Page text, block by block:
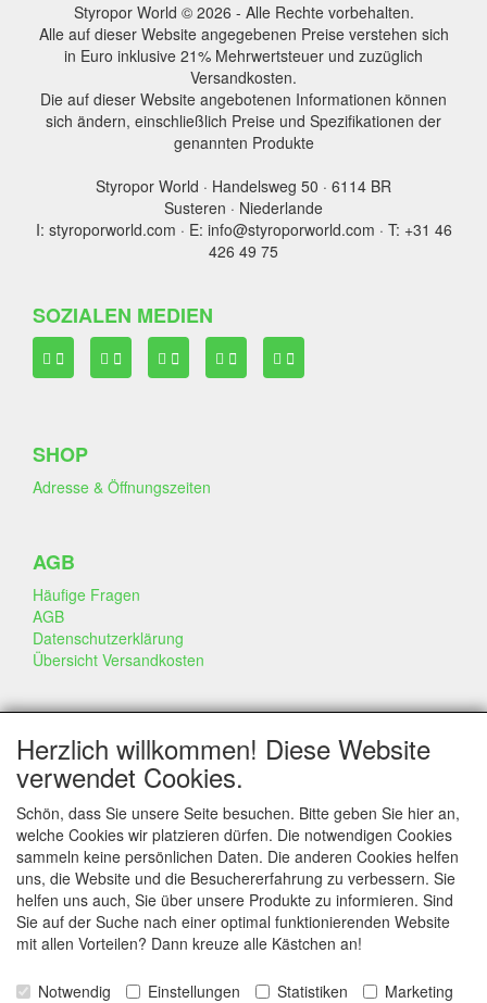
Styropor World © 2026 - Alle Rechte vorbehalten.
Alle auf dieser Website angegebenen Preise verstehen sich
in Euro inklusive 21% Mehrwertsteuer und zuzüglich
Versandkosten.
Die auf dieser Website angebotenen Informationen können
sich ändern, einschließlich Preise und Spezifikationen der
genannten Produkte
Styropor World · Handelsweg 50 · 6114 BR
Susteren · Niederlande
I: styroporworld.com · E: info@styroporworld.com · T: +31 46
426 49 75
SOZIALEN MEDIEN
SHOP
Adresse & Öffnungszeiten
AGB
Häufige Fragen
AGB
Datenschutzerklärung
Übersicht Versandkosten
GESCHÄFT & INFO
Kontakt
Firmen Information
Portfolio
Disclaimer
Statement & Umwelt
Torten mit Dummies
SERVICE
Tipps & Tricks
Herzlich willkommen! Diese Website
verwendet Cookies.
Schön, dass Sie unsere Seite besuchen. Bitte geben Sie hier an,
welche Cookies wir platzieren dürfen. Die notwendigen Cookies
sammeln keine persönlichen Daten. Die anderen Cookies helfen
uns, die Website und die Besuchererfahrung zu verbessern. Sie
helfen uns auch, Sie über unsere Produkte zu informieren. Sind
Sie auf der Suche nach einer optimal funktionierenden Website
mit allen Vorteilen? Dann kreuze alle Kästchen an!
Notwendig Einstellungen Statistiken Marketing